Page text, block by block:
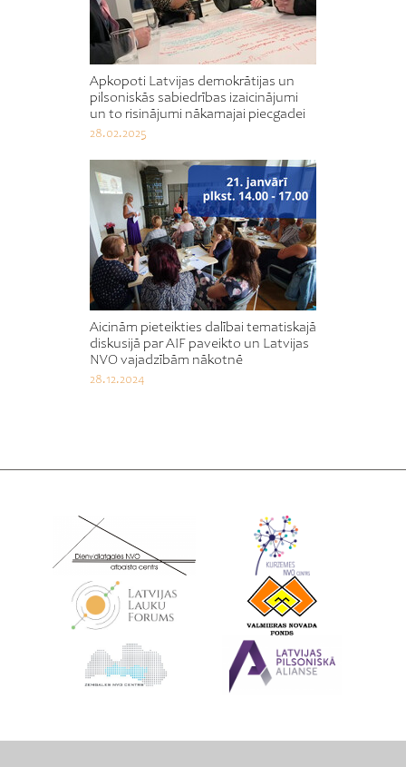
Apkopoti Latvijas demokrātijas un
pilsoniskās sabiedrības izaicinājumi
un to risinājumi nākamajai piecgadei
28.02.2025
Aicinām pieteikties dalībai tematiskajā
diskusijā par AIF paveikto un Latvijas
NVO vajadzībām nākotnē
28.12.2024